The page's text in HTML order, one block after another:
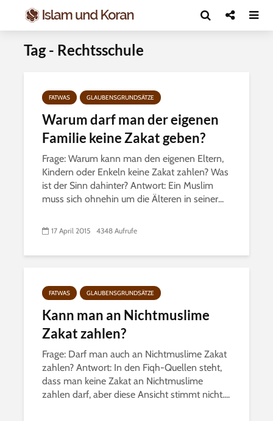
Tag - Rechtsschule
FATWAS GLAUBENSGRUNDSÄTZE
Warum darf man der eigenen
Familie keine Zakat geben?
Frage: Warum kann man den eigenen Eltern,
Kindern oder Enkeln keine Zakat zahlen? Was
ist der Sinn dahinter? Antwort: Ein Muslim
muss sich ohnehin um die Älteren in seiner...
17 April 2015 4348 Aufrufe
FATWAS GLAUBENSGRUNDSÄTZE
Kann man an Nichtmuslime
Zakat zahlen?
Frage: Darf man auch an Nichtmuslime Zakat
zahlen? Antwort: In den Fiqh-Quellen steht,
dass man keine Zakat an Nichtmuslime
zahlen darf, aber diese Ansicht stimmt nicht....